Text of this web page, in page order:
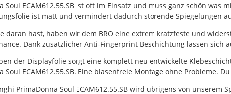
Soul ECAM612.55.SB ist oft im Einsatz und muss ganz schön
ist matt und vermindert dadurch störende Spiegelungen
daran hast, haben wir dem BRO eine extrem kratzfeste und
Dank zusätzlicher Anti-Fingerprint Beschichtung lassen sich
der Displayfolie sorgt eine komplett neu entwickelte
Soul ECAM612.55.SB. Eine blasenfreie Montage ohne Probleme.
PrimaDonna Soul ECAM612.55.SB wird übrigens von